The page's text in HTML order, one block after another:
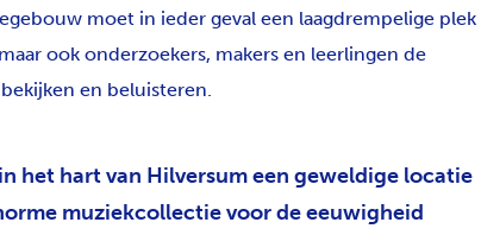
moet in ieder geval een laagdrempelige plek
ook onderzoekers, makers en leerlingen de
en beluisteren.
het hart van Hilversum een geweldige locatie
muziekcollectie voor de eeuwigheid